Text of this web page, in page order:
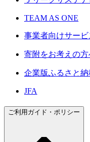
TEAM AS ONE
事業者向けサービ
寄附をお考えの方
企業版ふるさと納
JFA
ご利用ガイド・ポリシー